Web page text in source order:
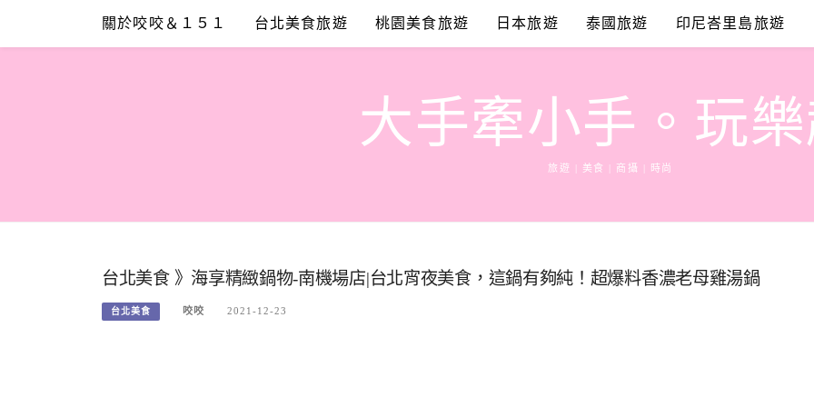
content
關於咬咬＆１５１ 台北美食旅遊 桃園美食旅遊 日本旅遊 泰國旅遊 印尼峇里島旅遊
大手牽小手。玩
旅遊 | 美食 | 商攝 | 時尚
台北美食 》海享精緻鍋物-南機場店|台北宵夜美食，這鍋有夠純！超爆料香濃老母雞湯鍋
台北美食 咬咬 2021-12-23